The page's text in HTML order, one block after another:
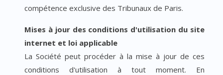
compétence exclusive des Tribunaux de Paris.
Mises à jour des conditions d'utilisation du site
internet et loi applicable
La Société peut procéder à la mise à jour de ces
conditions d'utilisation à tout moment. En